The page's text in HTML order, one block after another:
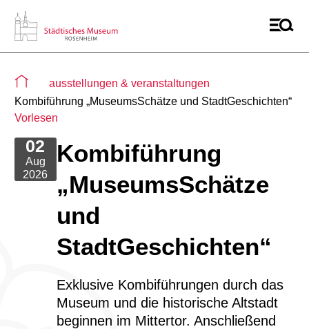
Sie befinden sich auf der Seite "detail aktuelles"
ausstellungen & veranstaltungen
Kombiführung „MuseumsSchätze und StadtGeschichten“
Vorlesen
02
Aug
2026
Kombiführung
„MuseumsSchätze
und
StadtGeschichten“
Exklusive Kombiführungen durch das
Museum und die historische Altstadt
beginnen im Mittertor. Anschließend